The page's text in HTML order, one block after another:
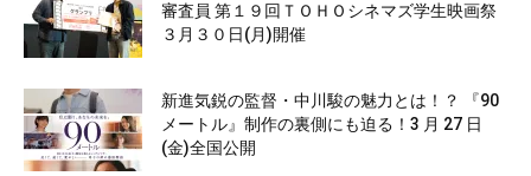
審査員 第１９回ＴＯＨＯシネマズ学生映画祭
３月３０日(月)開催
新進気鋭の監督・中川駿の魅力とは！？ 『90
メートル』制作の裏側にも迫る！3 月 27 日
(金)全国公開